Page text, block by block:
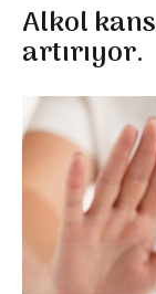
Alkol
artırıyor.